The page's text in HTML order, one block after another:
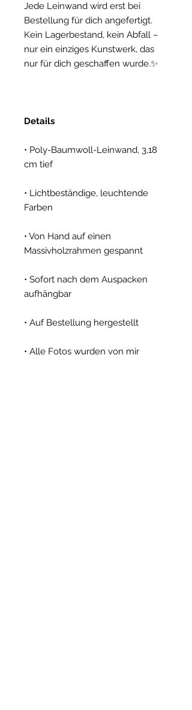
Jede Leinwand wird erst bei
Bestellung für dich angefertigt.
Kein Lagerbestand, kein Abfall –
nur ein einziges Kunstwerk, das
nur für dich geschaffen wurde.✨
Details
• Poly-Baumwoll-Leinwand, 3,18
cm tief
• Lichtbeständige, leuchtende
Farben
• Von Hand auf einen
Massivholzrahmen gespannt
• Sofort nach dem Auspacken
aufhängbar
• Auf Bestellung hergestellt
• Alle Fotos wurden von mir